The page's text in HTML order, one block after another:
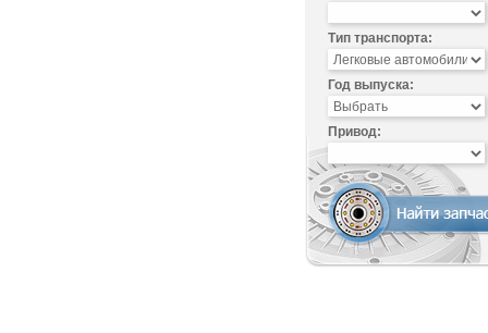
Тип транспорта:
Год выпуска:
Привод: